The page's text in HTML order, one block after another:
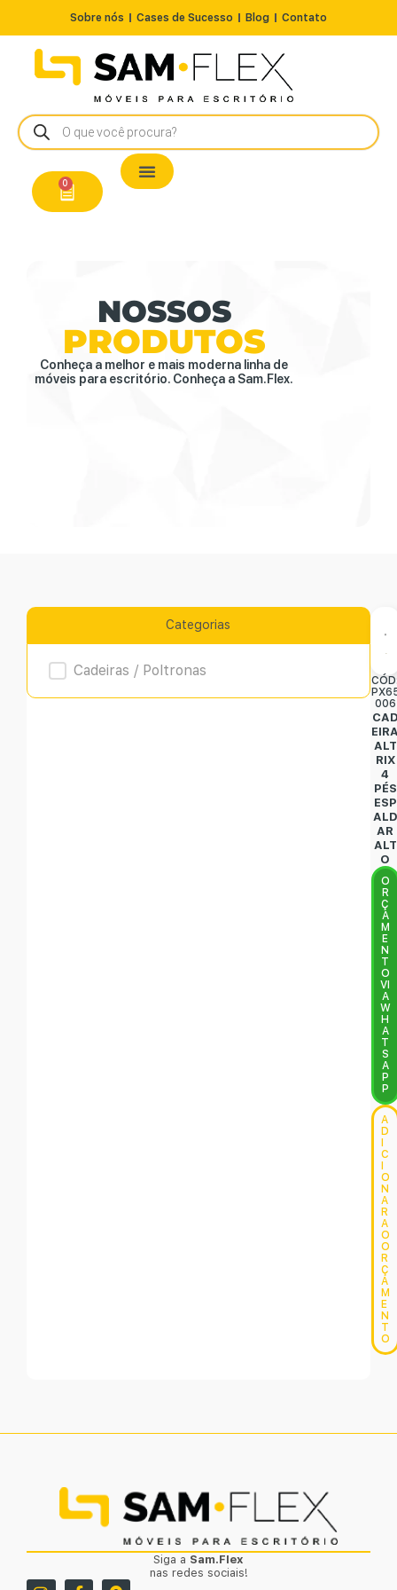
Sobre nós Cases de Sucesso Blog Contato
0
NOSSOS
PRODUTOS
Conheça a melhor e mais moderna linha de
móveis para escritório. Conheça a Sam.Flex.
Categorias
Product Archive
Cadeiras / Poltronas
006
ALT
RIX
4
PÉS
ESP
ALD
AR
ALT
O
O
R
Ç
A
M
E
N
T
O
VI
A
W
H
A
T
S
A
P
P
A
D
C
O
N
A
R
A
O
O
R
Ç
A
M
E
N
T
O
Siga a Sam.Flex
nas redes sociais!